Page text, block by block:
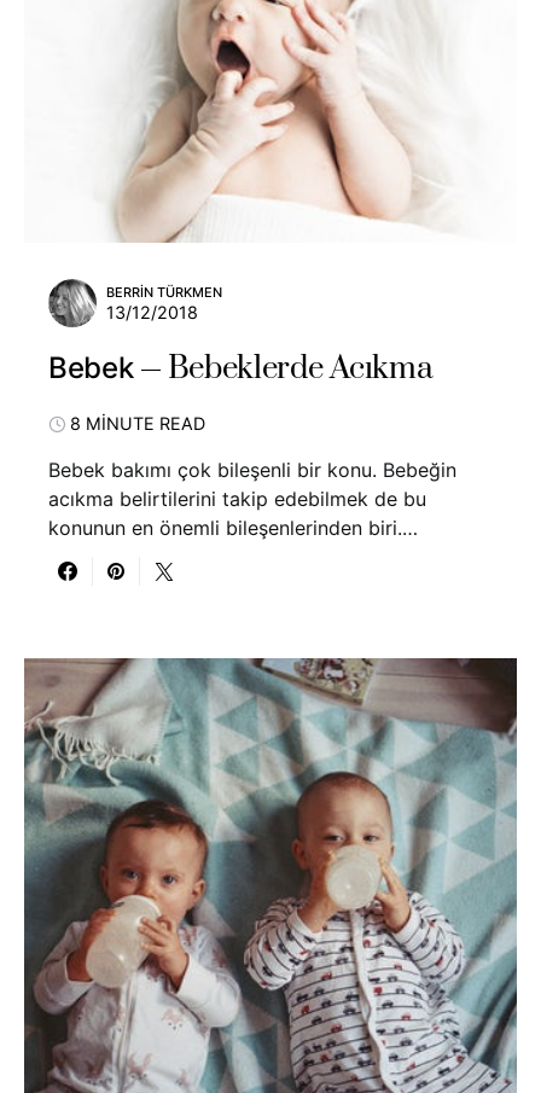
BERRIN TÜRKMEN
13/12/2018
Bebek Bebeklerde Acıkma
8 MINUTE READ
Bebek bakımı çok bileşenli bir konu. Bebeğin
acıkma belirtilerini takip edebilmek de bu
konunun en önemli bileşenlerinden biri.…